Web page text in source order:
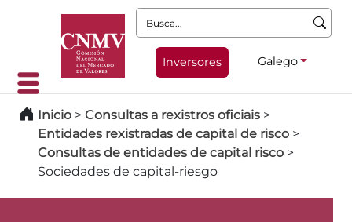
Busca:
Inversores Galego
Inicio > Consultas a rexistros oficiais >
Entidades rexistradas de capital de risco >
Consultas de entidades de capital risco >
Sociedades de capital-riesgo